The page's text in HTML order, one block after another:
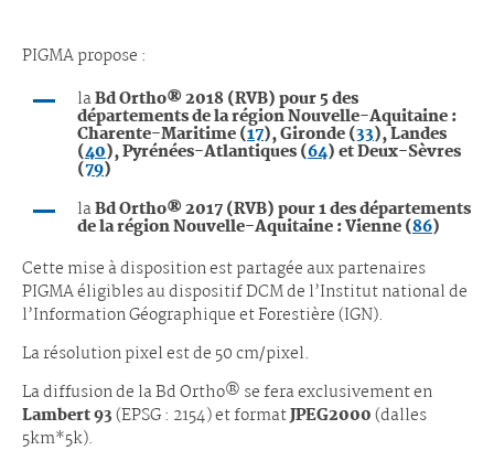
PIGMA propose :
laBd Ortho® 2018 (RVB) pour 5 des
départements de la région Nouvelle-Aquitaine :
Charente-Maritime (17), Gironde (33), Landes
(40), Pyrénées-Atlantiques (64) et Deux-Sèvres
(79)
laBd Ortho® 2017 (RVB) pour 1 des départements
de la région Nouvelle-Aquitaine : Vienne (86)
Cette mise à disposition est partagée aux partenaires
PIGMA éligibles au dispositif DCM de l’Institut national de
l’Information Géographique et Forestière (IGN).
La résolution pixel est de 50 cm/pixel.
La diffusion de la Bd Ortho® se fera exclusivement en
Lambert 93(EPSG : 2154) et formatJPEG2000(dalles
5km*5k).